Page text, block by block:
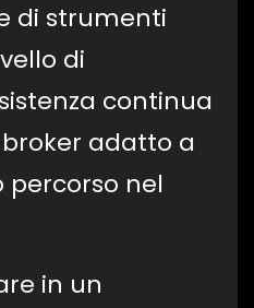
di strumenti
di
continua
adatto a
percorso nel
in un